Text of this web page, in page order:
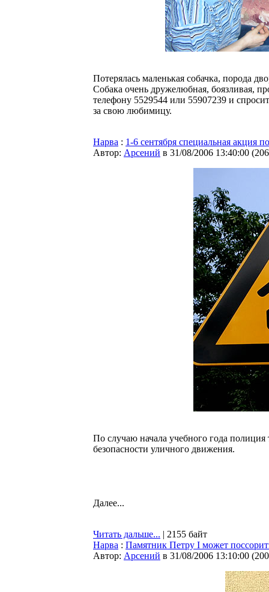
Потерялась маленькая собачка, порода
Собака очень дружелюбная, боязливая,
телефону 5529544 или 55907239 и
за свою любимицу.
Нарва : 1-6 сентября специальная акция
Автор: Арсений в 31/08/2006 13:40:00 (
По случаю начала учебного года
безопасности уличного движения.
Далее...
Читать дальше... | 2155 байт
Нарва : Памятник Петру I может
Автор: Арсений в 31/08/2006 13:10:00 (